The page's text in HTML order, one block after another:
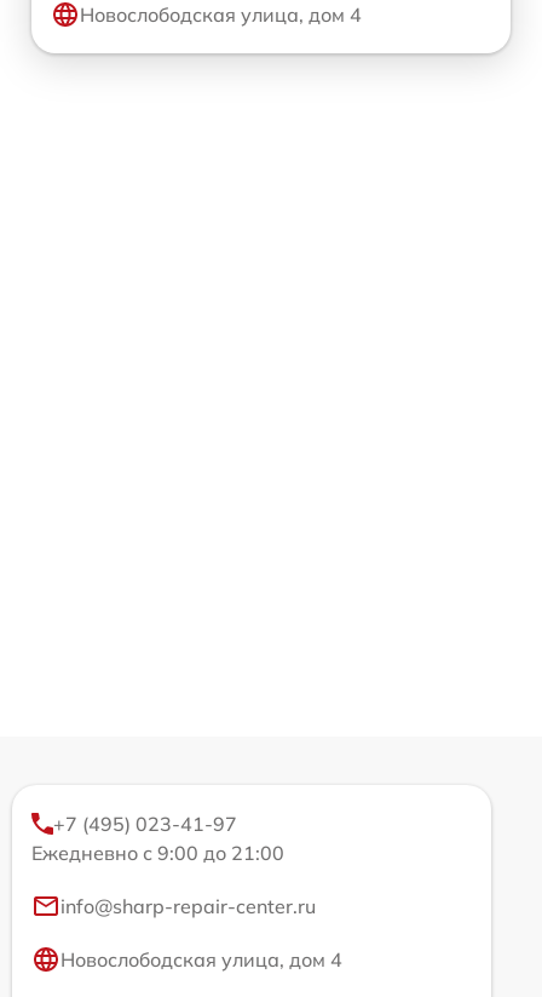
Новослободская улица, дом 4
+7 (495) 023-41-97
Ежедневно с 9:00 до 21:00
info@sharp-repair-center.ru
Новослободская улица, дом 4